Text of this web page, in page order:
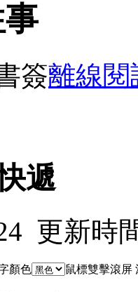
簽離線閱
遞
更新時
顏色 鼠標雙擊滾屏